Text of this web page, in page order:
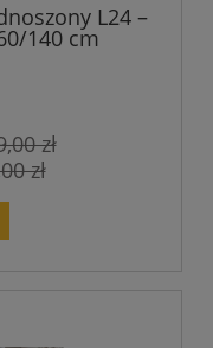
L24 –
140 cm
zł
zł